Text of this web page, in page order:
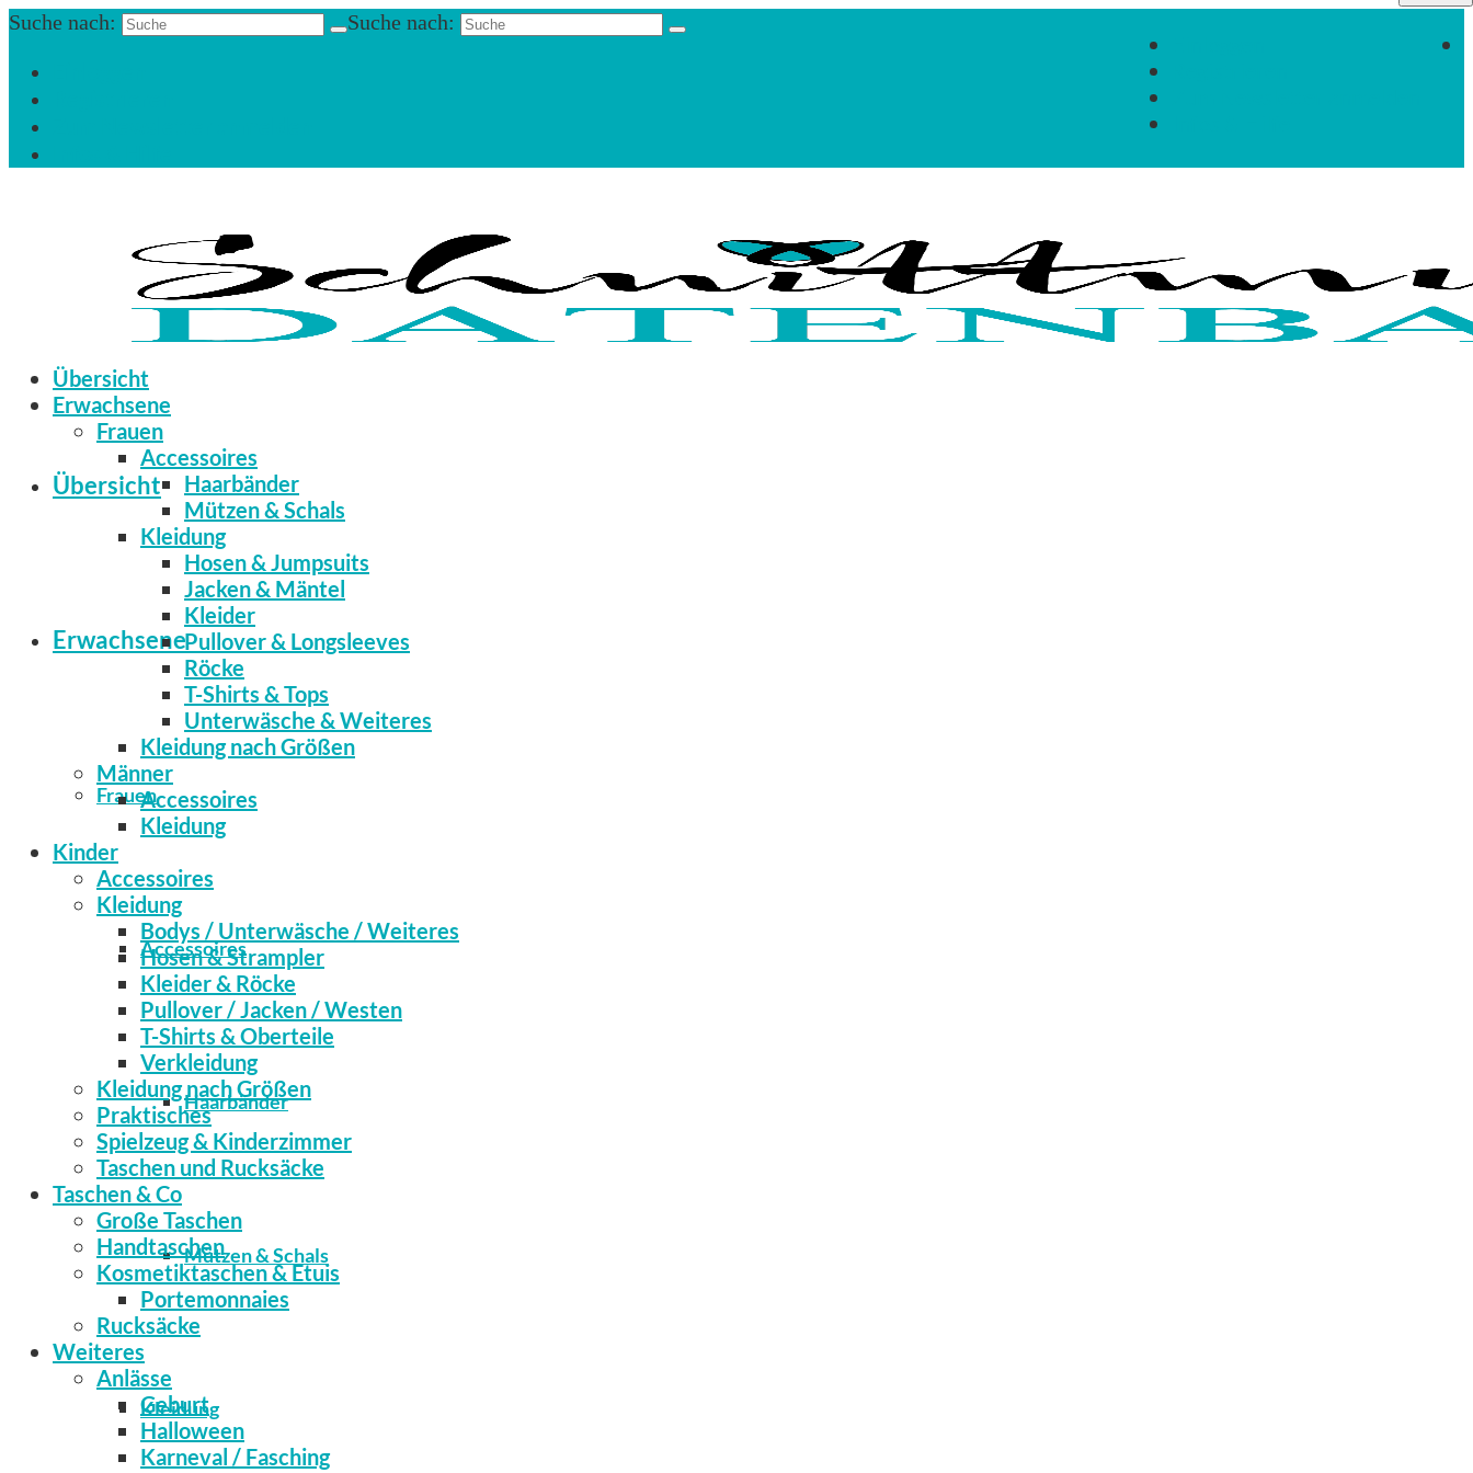
Suche nach: Suche nach:
Übersicht
Erwachsene
Frauen
Accessoires
Haarbänder
Mützen & Schals
Kleidung
Übersicht
Erwachsene
Frauen
Accessoires
Haarbänder
Mützen & Schals
Kleidung
Hosen & Jumpsuits
Jacken & Mäntel
Kleider
Pullover & Longsleeves
Röcke
T-Shirts & Tops
Unterwäsche & Weiteres
Kleidung nach Größen
Männer
Accessoires
Kleidung
Kinder
Accessoires
Kleidung
Bodys / Unterwäsche / Weiteres
Hosen & Strampler
Kleider & Röcke
Pullover / Jacken / Westen
T-Shirts & Oberteile
Verkleidung
Kleidung nach Größen
Praktisches
Spielzeug & Kinderzimmer
Taschen und Rucksäcke
Taschen & Co
Große Taschen
Handtaschen
Kosmetiktaschen & Etuis
Portemonnaies
Rucksäcke
Weiteres
Anlässe
Geburt
Halloween
Karneval / Fasching